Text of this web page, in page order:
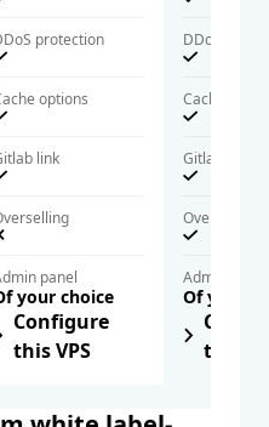
DDoS protection
Cache options
Gitlab link
Overselling
Admin panel
your choice
Configure
this VPS
DDoS
Cache
Gitlab link
Overselling
Admin panel
Of your
this